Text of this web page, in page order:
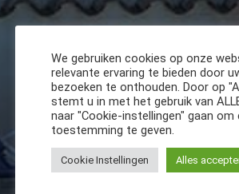
We gebruiken cookies op onze
relevante ervaring te bieden door
bezoeken te onthouden. Door op
stemt u in met het gebruik van
naar "Cookie-instellingen" gaan
toestemming te geven.
Cookie Instellingen Alles